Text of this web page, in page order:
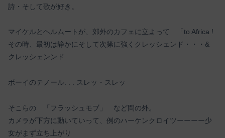
詩・そして歌が好き。
マイケルとヘルムートが、郊外のカフェに立よって 「to Africa !
その時、最初は静かにそして次第に強くクレッシェンド・・・&
クレッシェンンド
ボーイのテノール. . . スレッ・スレッ
そこらの 「フラッシュモブ」 など問の外。
カメラが下方に動いていって、例のハーケンクロイツーーーー少
女がまず立ち上がり